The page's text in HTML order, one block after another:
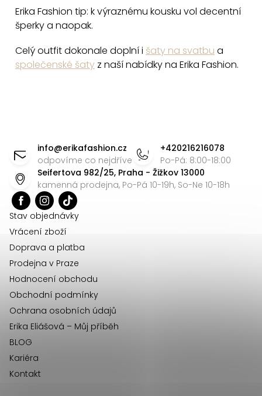
Erika Fashion tip: k výraznému kousku vol decentní
šperky a naopak.
Celý outfit dokonale doplní i šaty na svatbu a
společenské šaty z naší nabídky na Erika Fashion.
info@erikafashion.cz
odpovíme co nejdříve
+420216216078
Po-Pá: 8:00-18:00
Seifertova 982/25, Praha - Žižkov 13000
kamenná prodejna, Po-Pá 10-19h, So-Ne 10-18h
Stav objednávky
Vrácení zboží
Doprava a platba
Prodejna v Praze
Hodnocení obchodu
Obchodní podmínky
Ochrana osobních údajů
Erika Eliášová – Můj příběh
BLOG
Kariéra
Kontakt